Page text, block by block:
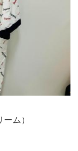
ム）